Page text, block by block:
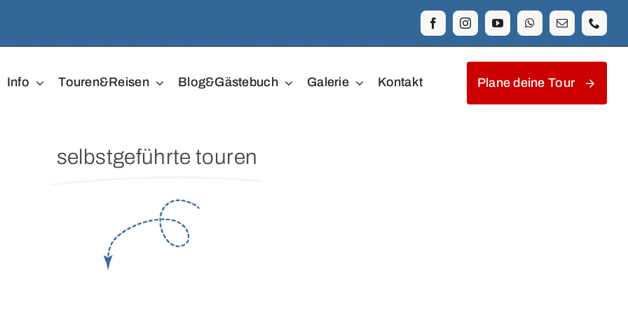
Info Touren&Reisen Blog&Gästebuch Galerie Kontakt Plane deine Tour
selbstgeführte touren